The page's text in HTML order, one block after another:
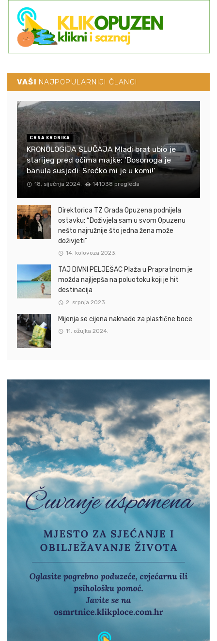
VAŠI NAJPOPULARNIJI ČLANCI
CRNA KRONIKA
KRONOLOGIJA SLUČAJA Mlađi brat ubio je
starijeg pred očima majke: ‘Bosonoga je
banula susjedi: Srećko mi je u komi!‘
18. siječnja 2024. 141038 pregleda
Direktorica TZ Grada Opuzena podnijela
ostavku: “Doživjela sam u svom Opuzenu
nešto najružnije što jedna žena može
doživjeti”
14. kolovoza 2023.
TAJ DIVNI PELJEŠAC Plaža u Prapratnom je
možda najljepša na poluotoku koji je hit
destinacija
2. srpnja 2023.
Mijenja se cijena naknade za plastične boce
11. ožujka 2024.